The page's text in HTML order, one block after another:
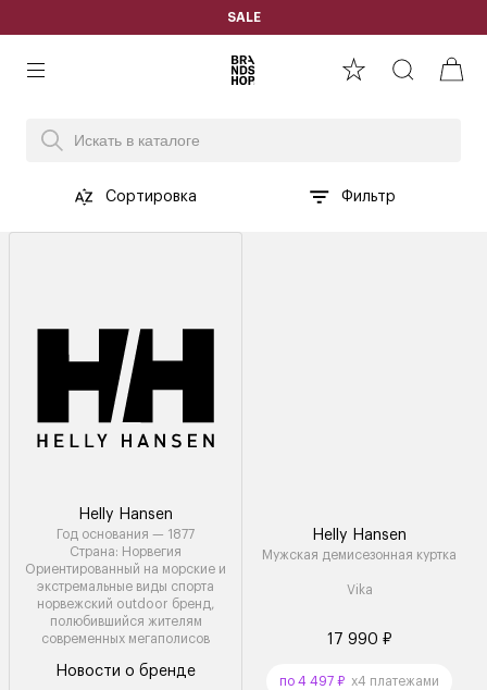
SALE
Сортировка Фильтр
Helly Hansen
Год основания — 1877
Страна: Норвегия
Ориентированный на морские и
экстремальные виды спорта
норвежский outdoor бренд,
полюбившийся жителям
современных мегаполисов
Новости о бренде
Helly Hansen
Мужская демисезонная куртка
Vika
17 990 ₽
по 4 497 ₽ x4 платежами